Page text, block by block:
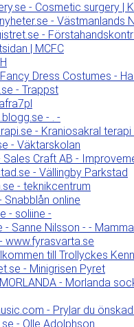
- Cosmetic surgery |
- Västmanlands
-
| MCFC
Dress Costumes -
- Trappst
- . -
- Kraniosakral
- Väktarskolan
Craft AB -
- Vällingby Parkstad
- teknikcentrum
Snabblån online
- soliine -
- Sanne Nilsson - -
www.fyrasvarta.se
till Trollyckes
- Minigrisen Pyret
- Morlanda
- Prylar du
- Olle Adolphson